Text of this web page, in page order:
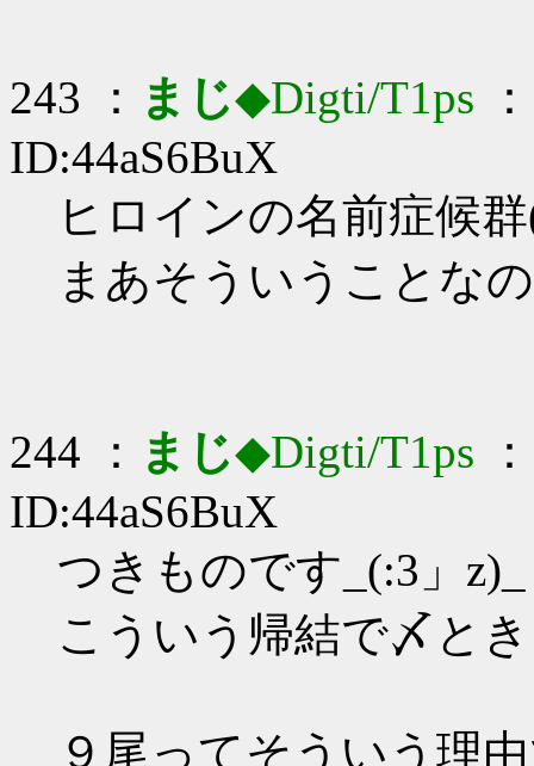
243 ： まじ◆Digti/T1ps
ID:44aS6BuX
ヒロインの名前症候
まあそういうことな
244 ： まじ◆Digti/T1ps
ID:44aS6BuX
つきものです_(:3」z)_
こういう帰結で〆と
９尾ってそういう理